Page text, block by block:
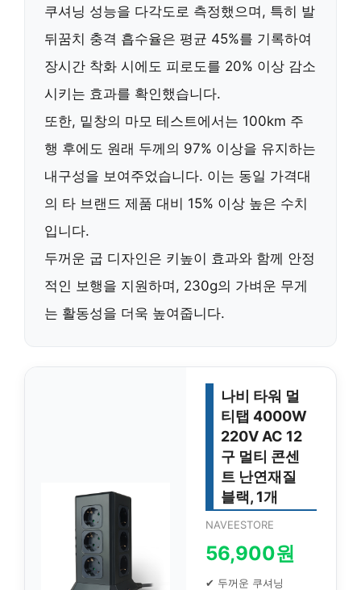
쿠셔닝 성능을 다각도로 측정했으며, 특히 발
뒤꿈치 충격 흡수율은 평균 45%를 기록하여
장시간 착화 시에도 피로도를 20% 이상 감소
시키는 효과를 확인했습니다.
또한, 밑창의 마모 테스트에서는 100km 주
행 후에도 원래 두께의 97% 이상을 유지하는
내구성을 보여주었습니다. 이는 동일 가격대
의 타 브랜드 제품 대비 15% 이상 높은 수치
입니다.
두꺼운 굽 디자인은 키높이 효과와 함께 안정
적인 보행을 지원하며, 230g의 가벼운 무게
는 활동성을 더욱 높여줍니다.
나비 타워 멀
티탭 4000W
220V AC 12
구 멀티 콘센
트 난연재질
블랙, 1개
NAVEESTORE
56,900원
✔ 두꺼운 쿠셔닝